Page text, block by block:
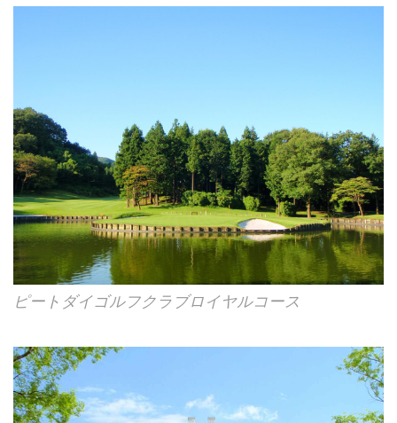
ピートダイゴルフクラブロイヤルコース